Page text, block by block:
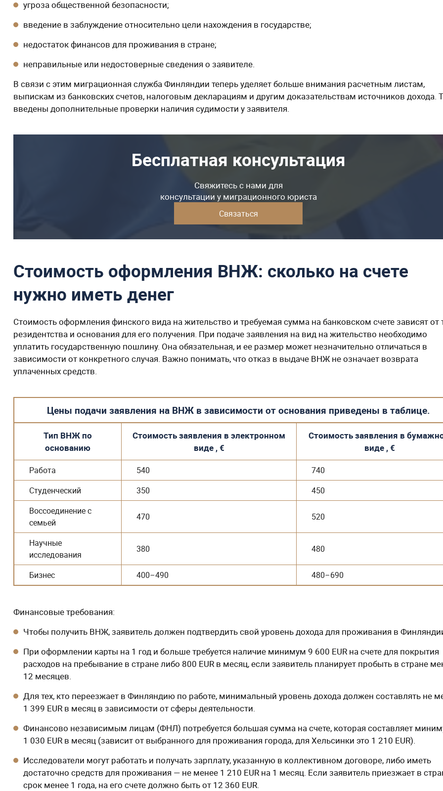
угроза общественной безопасности;
введение в заблуждение относительно цели нахождения в государстве;
недостаток финансов для проживания в стране;
неправильные или недостоверные сведения о заявителе.
В связи с этим миграционная служба Финляндии теперь уделяет больше внимания расчетным листам,
выпискам из банковских счетов, налоговым декларациям и другим доказательствам источников дохода.
введены дополнительные проверки наличия судимости у заявителя.
Бесплатная консультация
Свяжитесь с нами для
консультации у миграционного юриста
Связаться
Стоимость оформления ВНЖ: сколько на счете
нужно иметь денег
Стоимость оформления финского вида на жительство и требуемая сумма на банковском счете зависят от
резидентства и основания для его получения. При подаче заявления на вид на жительство необходимо
уплатить государственную пошлину. Она обязательная, и ее размер может незначительно отличаться в
зависимости от конкретного случая. Важно понимать, что отказ в выдаче ВНЖ не означает возврата
уплаченных средств.
Цены подачи заявления на ВНЖ в зависимости от основания приведены в таблице.
Тип ВНЖ по
основанию
Стоимость заявления в электронном
виде , €
Стоимость заявления в
виде , €
Работа 540
740
Студенческий
350
450
Воссоединение с
семьей
470 520
Научные
исследования
380 480
Бизнес 400–490 480–690
Финансовые требования:
Чтобы получить ВНЖ, заявитель должен подтвердить свой уровень дохода для проживания в
При оформлении карты на 1 год и больше требуется наличие минимум 9 600 EUR на счете для покрытия
расходов на пребывание в стране либо 800 EUR в месяц, если заявитель планирует пробыть в стране
12 месяцев.
Для тех, кто переезжает в Финляндию по работе, минимальный уровень дохода должен составлять не
1 399 EUR в месяц в зависимости от сферы деятельности.
Финансово независимым лицам (ФНЛ) потребуется большая сумма на счете, которая составляет
1 030 EUR в месяц (зависит от выбранного для проживания города, для Хельсинки это 1 210 EUR).
Исследователи могут работать и получать зарплату, указанную в коллективном договоре, либо иметь
достаточно средств для проживания — не менее 1 210 EUR на 1 месяц. Если заявитель приезжает в
срок менее 1 года, на его счете должно быть от 12 360 EUR.